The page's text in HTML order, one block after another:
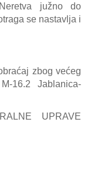
južno do
se nastavlja i
zbog većeg
16.2 Jablanica-
UPRAVE